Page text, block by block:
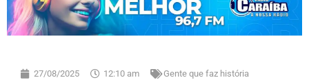
27/08/2025 12:10 am Gente que faz história